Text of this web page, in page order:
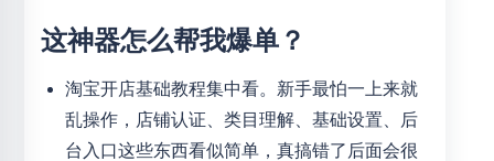
这神器怎么帮我爆单？
淘宝开店基础教程集中看。新手最怕一上来就
乱操作，店铺认证、类目理解、基础设置、后
台入口这些东西看似简单，真搞错了后面会很